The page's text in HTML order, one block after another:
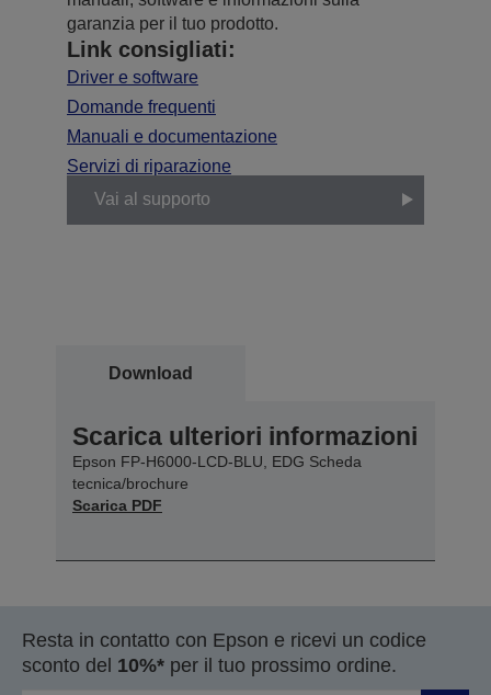
garanzia per il tuo prodotto.
Link consigliati:
Driver e software
Domande frequenti
Manuali e documentazione
Servizi di riparazione
Vai al supporto
Download
Scarica ulteriori informazioni
Epson FP-H6000-LCD-BLU, EDG Scheda
tecnica/brochure
Scarica PDF
Resta in contatto con Epson e ricevi un codice
sconto del 10%* per il tuo prossimo ordine.